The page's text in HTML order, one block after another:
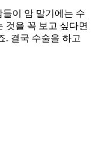
이 암 말기에는 수
것을 꼭 보고 싶다면
. 결국 수술을 하고